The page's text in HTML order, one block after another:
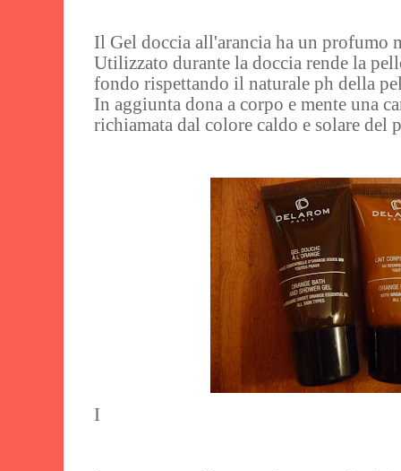
Il Gel doccia all'arancia ha un profumo
Utilizzato durante la doccia rende la
fondo rispettando il naturale ph della
In aggiunta dona a corpo e mente una
richiamata dal colore caldo e solare del
I